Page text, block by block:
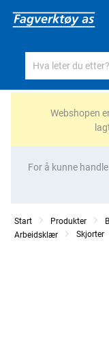
Webshopen
For å kunne
Start Produkter
Arbeidsklær
Skjorter